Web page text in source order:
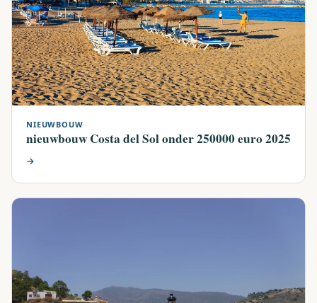
NIEUWBOUW
nieuwbouw Costa del Sol onder 250000 euro 2025
→